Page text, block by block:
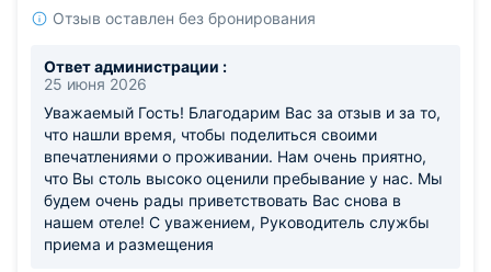
Отзыв оставлен без бронирования
Ответ администрации :
25 июня 2026
Уважаемый Гость! Благодарим Вас за отзыв и за то,
что нашли время, чтобы поделиться своими
впечатлениями о проживании. Нам очень приятно,
что Вы столь высоко оценили пребывание у нас. Мы
будем очень рады приветствовать Вас снова в
нашем отеле! С уважением, Руководитель службы
приема и размещения